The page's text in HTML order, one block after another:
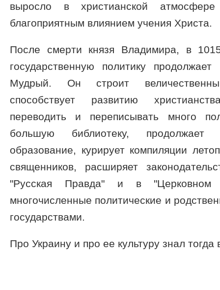
выросло в христианской
благоприятным влиянием учения Христа.
После смерти князя Владимира, в
государственную политику
Мудрый. Он строит
способствует развитию
переводить и переписывать много
большую библиотеку, продолжает
образование, курирует компиляции
священников, расширяет
"Русская Правда" и в "Церковном
многочисленные политические и
государствами.
Про Украину и про ее культуру знал